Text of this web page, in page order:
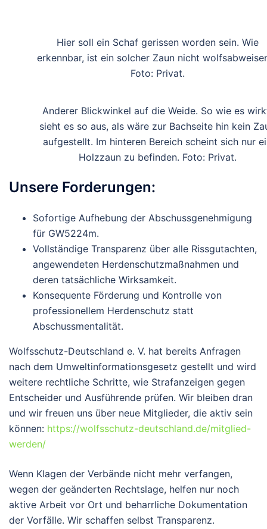
Hier soll ein Schaf gerissen worden sein. Wie
erkennbar, ist ein solcher Zaun nicht
Foto: Privat.
Anderer Blickwinkel auf die Weide. So wie es
sieht es so aus, als wäre zur Bachseite hin kein
aufgestellt. Im hinteren Bereich scheint sich nur
Holzzaun zu befinden. Foto: Privat.
Unsere Forderungen:
Sofortige Aufhebung der Abschussgenehmigung
für GW5224m.
Vollständige Transparenz über alle Rissgutachten,
angewendeten Herdenschutzmaßnahmen und
deren tatsächliche Wirksamkeit.
Konsequente Förderung und Kontrolle von
professionellem Herdenschutz statt
Abschussmentalität.
Wolfsschutz-Deutschland e. V. hat bereits Anfragen
nach dem Umweltinformationsgesetz gestellt und wird
weitere rechtliche Schritte, wie Strafanzeigen gegen
Entscheider und Ausführende prüfen. Wir bleiben dran
und wir freuen uns über neue Mitglieder, die aktiv sein
können: https://wolfsschutz-deutschland.de/mitglied-
werden/
Wenn Klagen der Verbände nicht mehr verfangen,
wegen der geänderten Rechtslage, helfen nur noch
aktive Arbeit vor Ort und beharrliche Dokumentation
der Vorfälle. Wir schaffen selbst Transparenz.